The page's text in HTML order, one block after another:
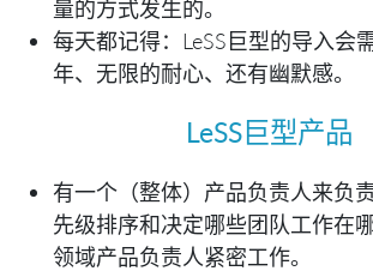
量的方式发生的。
每天都记得：LeSS巨型的导入会
年、无限的耐心、还有幽默感。
LeSS巨型产品
有一个（整体）产品负责人来负
先级排序和决定哪些团队工作在
领域产品负责人紧密工作。